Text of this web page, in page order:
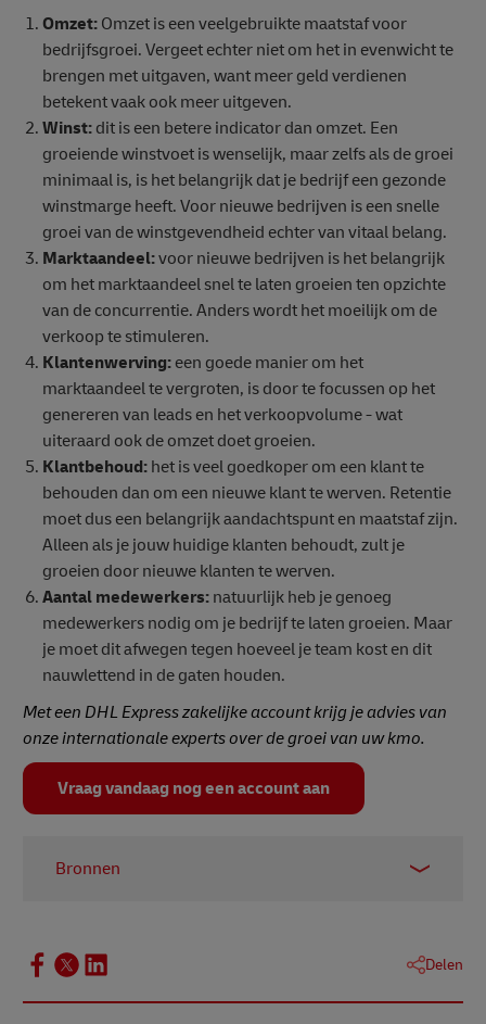
Omzet:Omzet is een veelgebruikte maatstaf voor
bedrijfsgroei. Vergeet echter niet om het in evenwicht te
brengen met uitgaven, want meer geld verdienen
betekent vaak ook meer uitgeven.
Winst:dit is een betere indicator dan omzet. Een
groeiende winstvoet is wenselijk, maar zelfs als de groei
minimaal is, is het belangrijk dat je bedrijf een gezonde
winstmarge heeft. Voor nieuwe bedrijven is een snelle
groei van de winstgevendheid echter van vitaal belang.
Marktaandeel:voor nieuwe bedrijven is het belangrijk
om het marktaandeel snel te laten groeien ten opzichte
van de concurrentie. Anders wordt het moeilijk om de
verkoop te stimuleren.
Klantenwerving:een goede manier om het
marktaandeel te vergroten, is door te focussen op het
genereren van leads en het verkoopvolume - wat
uiteraard ook de omzet doet groeien.
Klantbehoud:het is veel goedkoper om een klant te
behouden dan om een nieuwe klant te werven. Retentie
moet dus een belangrijk aandachtspunt en maatstaf zijn.
Alleen als je jouw huidige klanten behoudt, zult je
groeien door nieuwe klanten te werven.
Aantal medewerkers:natuurlijk heb je genoeg
medewerkers nodig om je bedrijf te laten groeien. Maar
je moet dit afwegen tegen hoeveel je team kost en dit
nauwlettend in de gaten houden.
Met een DHL Express zakelijke account krijg je advies van
onze internationale experts over de groei van uw kmo.
Vraag vandaag nog een account aan
Bronnen
2-Entrepreneur.com
Delen